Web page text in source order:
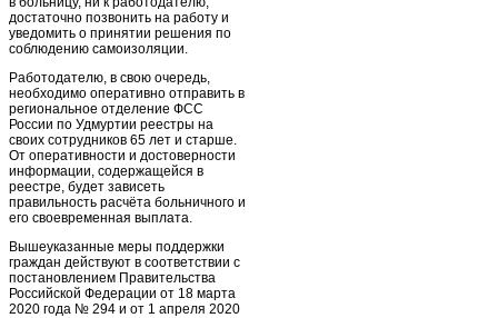
достаточно позвонить на работу и
уведомить о принятии решения по
соблюдению самоизоляции.
Работодателю, в свою очередь,
необходимо оперативно отправить в
региональное отделение ФСС
России по Удмуртии реестры на
своих сотрудников 65 лет и старше.
От оперативности и достоверности
информации, содержащейся в
реестре, будет зависеть
правильность расчёта больничного и
его своевременная выплата.
Вышеуказанные меры поддержки
граждан действуют в соответствии с
постановлением Правительства
Российской Федерации от 18 марта
2020 года № 294 и от 1 апреля 2020